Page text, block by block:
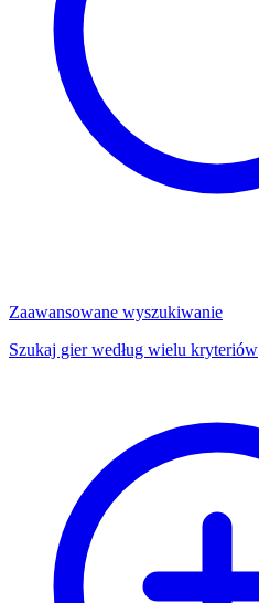
Zaawansowane wyszukiwanie
Szukaj gier według wielu kryteriów